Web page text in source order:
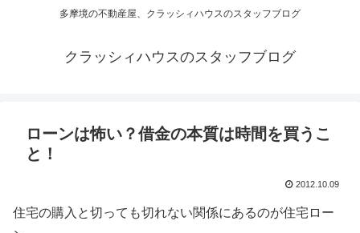
多摩境の不動産屋、クラッシィハウスのスタッフブログ
クラッシィハウスのスタッフブログ
ローンは怖い？借金の本質は時間を買うこ
と！
2012.10.09
住宅の購入と切っても切れない関係にあるのが住宅ロー